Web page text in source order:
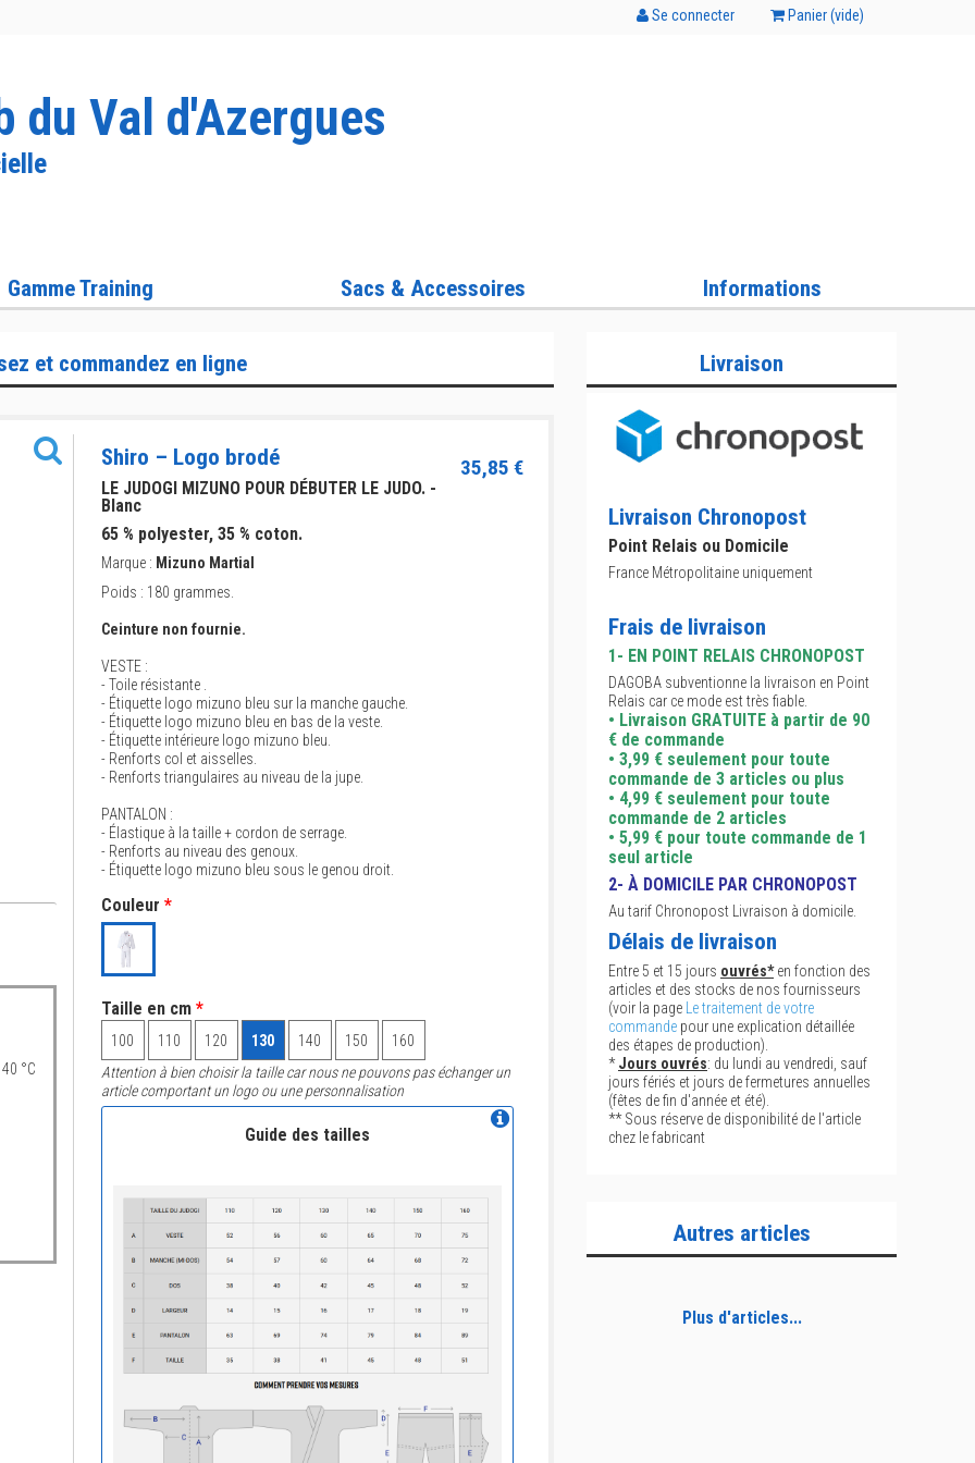
Se connecter Panier (vide)
du Val d'Azergues
Gamme Training Sacs & Accessoires Informations
et commandez en ligne
°C
Shiro – Logo brodé 35,85 €
LE JUDOGI MIZUNO POUR DÉBUTER LE JUDO. -
Blanc
65 % polyester, 35 % coton.
Marque : Mizuno Martial
Poids : 180 grammes.
Ceinture non fournie.
VESTE :
- Toile résistante .
- Étiquette logo mizuno bleu sur la manche gauche.
- Étiquette logo mizuno bleu en bas de la veste.
- Étiquette intérieure logo mizuno bleu.
- Renforts col et aisselles.
- Renforts triangulaires au niveau de la jupe.
PANTALON :
- Élastique à la taille + cordon de serrage.
- Renforts au niveau des genoux.
- Étiquette logo mizuno bleu sous le genou droit.
Couleur *
Taille en cm *
100 110 120 130 140 150
160
Attention à bien choisir la taille car nous ne pouvons pas échanger un
article comportant un logo ou une personnalisation
Guide des tailles
Livraison
Livraison Chronopost
Point Relais ou Domicile
France Métropolitaine uniquement
Frais de livraison
1- EN POINT RELAIS CHRONOPOST
DAGOBA subventionne la livraison en Point
Relais car ce mode est très fiable.
• Livraison GRATUITE à partir de 90
€ de commande
• 3,99 € seulement pour toute
commande de 3 articles ou plus
• 4,99 € seulement pour toute
commande de 2 articles
• 5,99 € pour toute commande de 1
seul article
2- À DOMICILE PAR CHRONOPOST
Au tarif Chronopost Livraison à domicile.
Délais de livraison
Entre 5 et 15 jours ouvrés*en fonction des
articles et des stocks de nos fournisseurs
(voir la page
Le traitement de votre
commande pour une explication détaillée
des étapes de production).
*Jours ouvrés: du lundi au vendredi, sauf
jours fériés et jours de fermetures annuelles
(fêtes de fin d'année et été).
** Sous réserve de disponibilité de l'article
chez le fabricant
Autres articles
Plus d'articles...